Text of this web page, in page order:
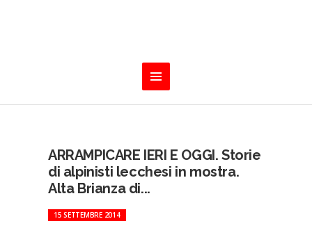
ARRAMPICARE IERI E OGGI. Storie
di alpinisti lecchesi in mostra.
Alta Brianza di...
15 SETTEMBRE 2014